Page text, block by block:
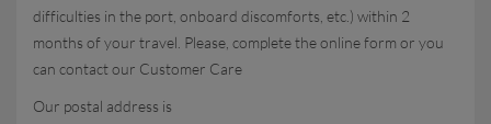
difficulties in the port, onboard discomforts, etc.) within 2
months of your travel. Please, complete the online form or you
can contact our Customer Care
Our postal address is